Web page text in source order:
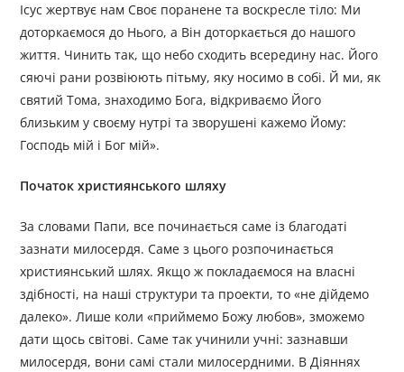
Ісус жертвує нам Своє поранене та воскресле тіло: Ми
доторкаємося до Нього, а Він доторкається до нашого
життя. Чинить так, що небо сходить всередину нас. Його
сяючі рани розвіюють пітьму, яку носимо в собі. Й ми, як
святий Тома, знаходимо Бога, відкриваємо Його
близьким у своєму нутрі та зворушені кажемо Йому:
Господь мій і Бог мій».
Початок християнського шляху
За словами Папи, все починається саме із благодаті
зазнати милосердя. Саме з цього розпочинається
християнський шлях. Якщо ж покладаємося на власні
здібності, на наші структури та проекти, то «не дійдемо
далеко». Лише коли «приймемо Божу любов», зможемо
дати щось світові. Саме так учинили учні: зазнавши
милосердя, вони самі стали милосердними. В Діяннях